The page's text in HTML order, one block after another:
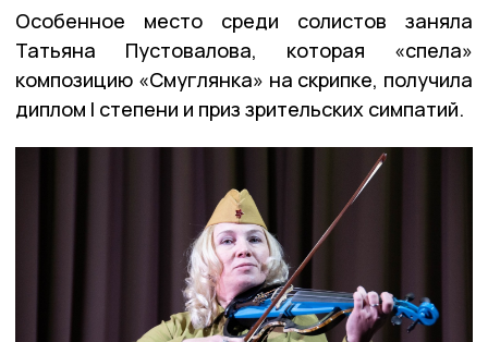
Особенное место среди солистов заняла
Татьяна Пустовалова, которая «спела»
композицию «Смуглянка» на скрипке, получила
диплом I степени и приз зрительских симпатий.